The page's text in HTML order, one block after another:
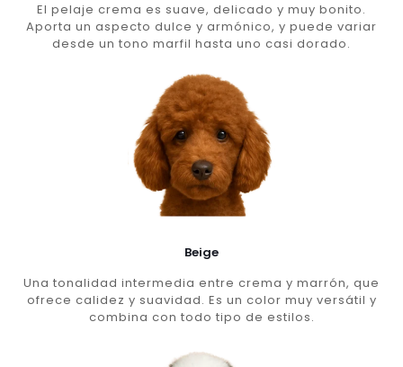
El pelaje crema es suave, delicado y muy bonito.
Aporta un aspecto dulce y armónico, y puede variar
desde un tono marfil hasta uno casi dorado.
Beige
Una tonalidad intermedia entre crema y marrón, que
ofrece calidez y suavidad. Es un color muy versátil y
combina con todo tipo de estilos.